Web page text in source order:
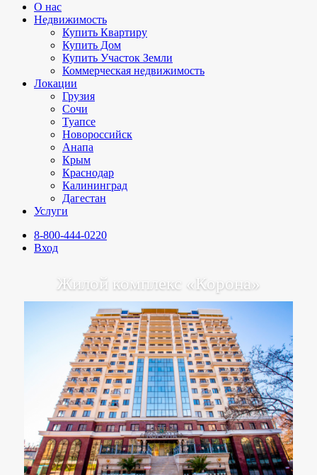
О нас
Недвижимость
Купить Квартиру
Купить Дом
Купить Участок Земли
Коммерческая недвижимость
Локации
Грузия
Сочи
Туапсе
Новороссийск
Анапа
Крым
Краснодар
Калининград
Дагестан
Услуги
8-800-444-0220
Вход
Жилой комплекс «Корона»